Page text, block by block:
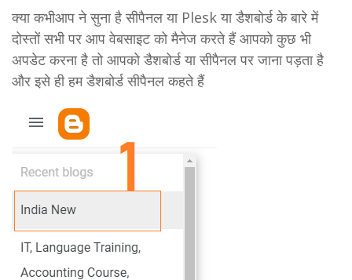
क्या कभीआप ने सुना है सीपैनल या Plesk या डैशबोर्ड के बारे में
दोस्तों सभी पर आप वेबसाइट को मैनेज करते हैं आपको कुछ भी
अपडेट करना है तो आपको डैशबोर्ड या सीपैनल पर जाना पड़ता है
और इसे ही हम डैशबोर्ड सीपैनल कहते हैं